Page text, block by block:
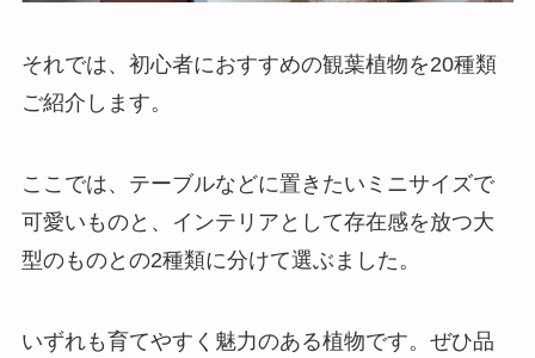
それでは、初心者におすすめの観葉植物を20種類
ご紹介します。
ここでは、テーブルなどに置きたいミニサイズで
可愛いものと、インテリアとして存在感を放つ大
型のものとの2種類に分けて選ぶました。
いずれも育てやすく魅力のある植物です。ぜひ品